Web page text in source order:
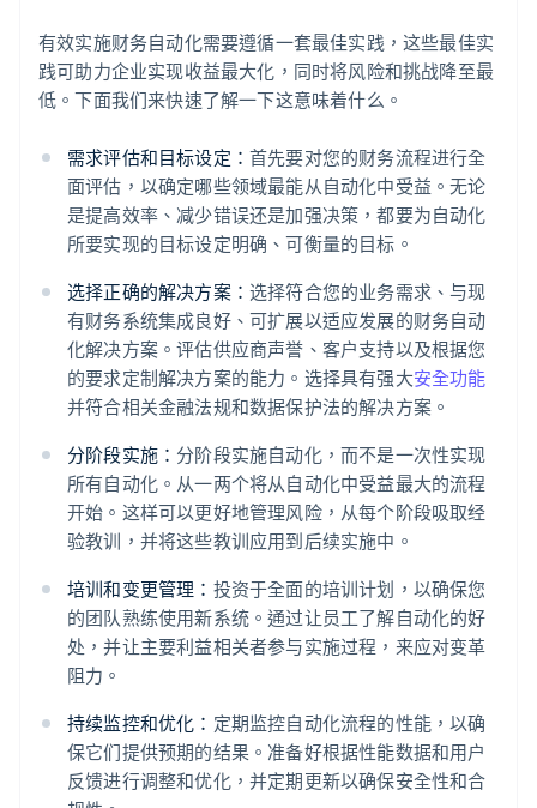
有效实施财务自动化需要遵循一套最佳实践，这些最佳实
践可助力企业实现收益最大化，同时将风险和挑战降至最
低。下面我们来快速了解一下这意味着什么。
需求评估和目标设定： 首先要对您的财务流程进行全
面评估，以确定哪些领域最能从自动化中受益。无论
是提高效率、减少错误还是加强决策，都要为自动化
所要实现的目标设定明确、可衡量的目标。
选择正确的解决方案： 选择符合您的业务需求、与现
有财务系统集成良好、可扩展以适应发展的财务自动
化解决方案。评估供应商声誉、客户支持以及根据您
的要求定制解决方案的能力。选择具有强大安全功能
并符合相关金融法规和数据保护法的解决方案。
分阶段实施： 分阶段实施自动化，而不是一次性实现
所有自动化。从一两个将从自动化中受益最大的流程
开始。这样可以更好地管理风险，从每个阶段吸取经
验教训，并将这些教训应用到后续实施中。
培训和变更管理： 投资于全面的培训计划，以确保您
的团队熟练使用新系统。通过让员工了解自动化的好
处，并让主要利益相关者参与实施过程，来应对变革
阻力。
持续监控和优化： 定期监控自动化流程的性能，以确
保它们提供预期的结果。准备好根据性能数据和用户
反馈进行调整和优化，并定期更新以确保安全性和合
English
爱尔兰
English
爱沙尼亚